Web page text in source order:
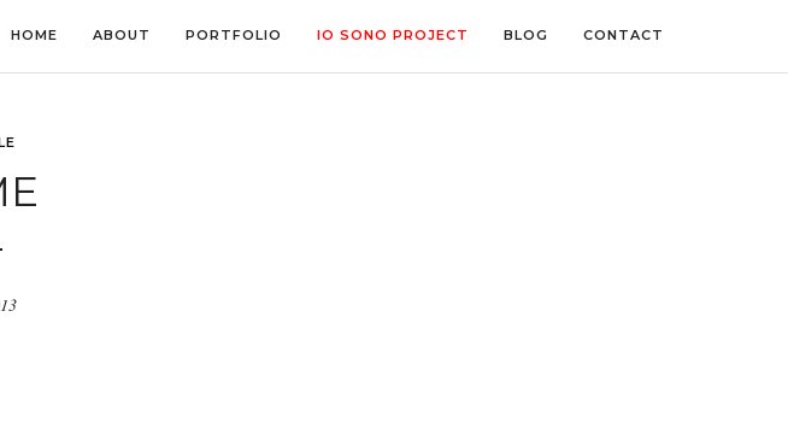
HOME ABOUT PORTFOLIO IO SONO PROJECT BLOG CONTACT